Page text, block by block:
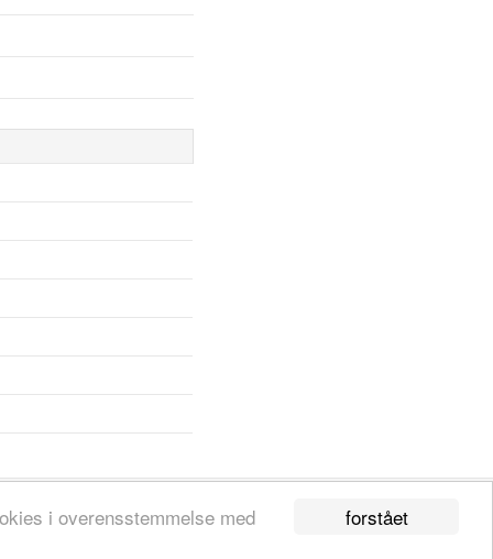
forstået
i overensstemmelse med